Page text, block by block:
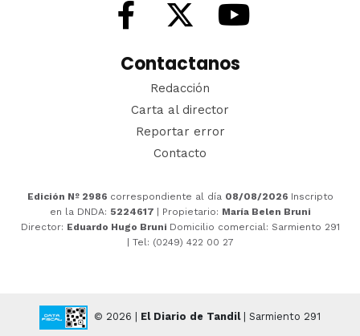
Contactanos
Redacción
Carta al director
Reportar error
Contacto
Edición Nº 2986 correspondiente al día 08/08/2026 Inscripto
en la DNDA: 5224617 | Propietario: María Belen Bruni
Director: Eduardo Hugo Bruni Domicilio comercial: Sarmiento 291
| Tel: (0249) 422 00 27
© 2026 | El Diario de Tandil| Sarmiento 291